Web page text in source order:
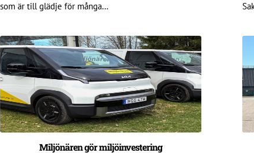
som är till glädje för många…
Miljönären gör miljöinvestering